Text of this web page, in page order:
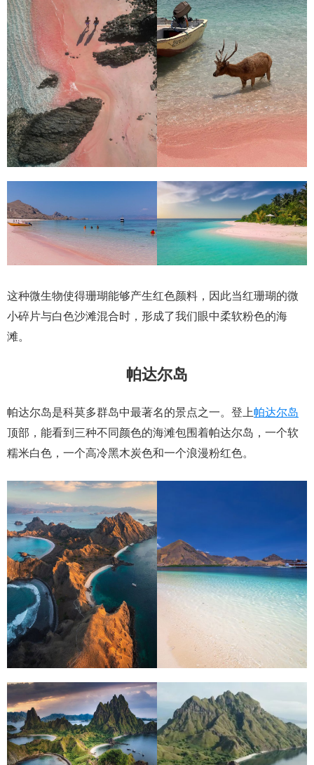
这种微生物使得珊瑚能够产生红色颜料，因此当红珊瑚的微
小碎片与白色沙滩混合时，形成了我们眼中柔软粉色的海
滩。
帕达尔岛
帕达尔岛是科莫多群岛中最著名的景点之一。登上帕达尔岛
顶部，能看到三种不同颜色的海滩包围着帕达尔岛，一个软
糯米白色，一个高冷黑木炭色和一个浪漫粉红色。